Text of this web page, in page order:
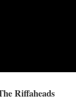
Riffaheads